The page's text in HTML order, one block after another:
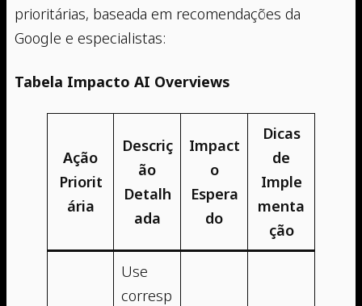
prioritárias, baseada em recomendações da
Google e especialistas:
Tabela Impacto AI Overviews
Ação
Priorit
ária
Descriç
ão
Detalh
ada
Impact
o
Espera
do
Dicas
de
Imple
menta
ção
Use
corresp